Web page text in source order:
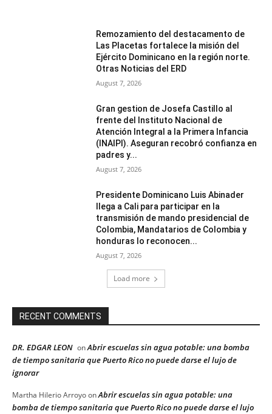
Remozamiento del destacamento de
Las Placetas fortalece la misión del
Ejército Dominicano en la región norte.
Otras Noticias del ERD
August 7, 2026
Gran gestion de Josefa Castillo al
frente del Instituto Nacional de
Atención Integral a la Primera Infancia
(INAIPI). Aseguran recobró confianza en
padres y...
August 7, 2026
Presidente Dominicano Luis Abinader
llega a Cali para participar en la
transmisión de mando presidencial de
Colombia, Mandatarios de Colombia y
honduras lo reconocen...
August 7, 2026
Load more
RECENT COMMENTS
DR. EDGAR LEON onAbrir escuelas sin agua potable: una bomba
de tiempo sanitaria que Puerto Rico no puede darse el lujo de
ignorar
Martha Hilerio ArroyoonAbrir escuelas sin agua potable: una
bomba de tiempo sanitaria que Puerto Rico no puede darse el lujo